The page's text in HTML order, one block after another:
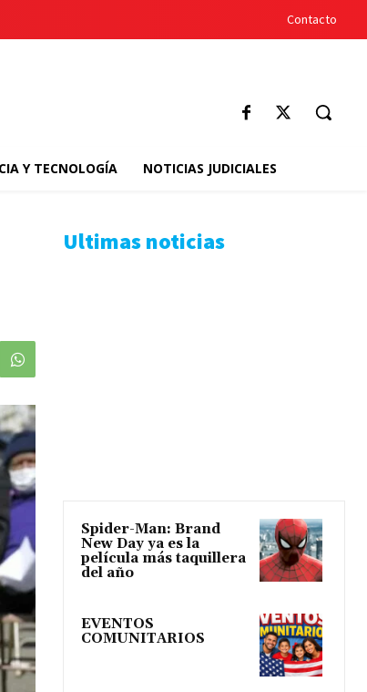
Contacto
Y TECNOLOGÍA NOTICIAS JUDICIALES
Ultimas noticias
Spider-Man: Brand
New Day ya es la
película más taquillera
del año
EVENTOS
COMUNITARIOS